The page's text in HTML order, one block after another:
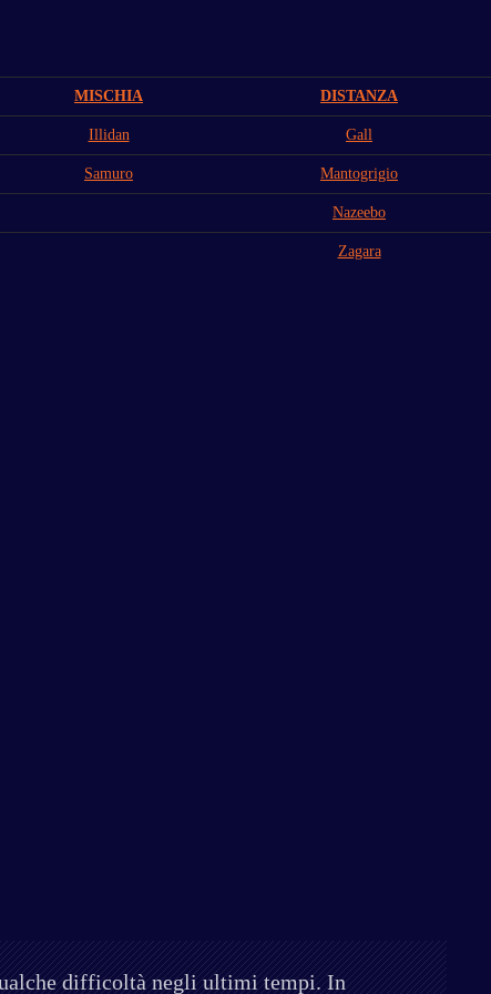
MISCHIA DISTANZA
Illidan Gall
Samuro Mantogrigio
Nazeebo
Zagara
difficoltà negli ultimi tempi. In